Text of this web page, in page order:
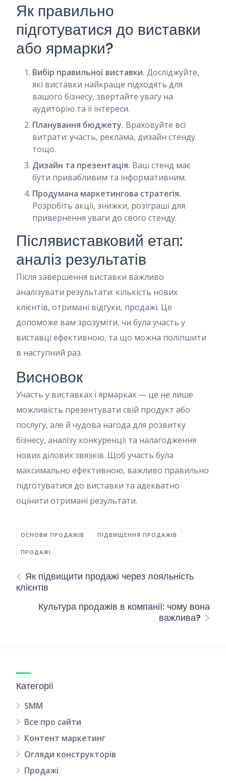
Як правильно
підготуватися до виставки
або ярмарки?
Вибір правильної виставки. Досліджуйте,
які виставки найкраще підходять для
вашого бізнесу, звертайте увагу на
аудиторію та її інтереси.
Планування бюджету. Враховуйте всі
витрати: участь, реклама, дизайн стенду
тощо.
Дизайн та презентація. Ваш стенд має
бути привабливим та інформативним.
Продумана маркетингова стратегія.
Розробіть акції, знижки, розіграші для
привернення уваги до свого стенду.
Післявиставковий етап:
аналіз результатів
Після завершення виставки важливо
аналізувати результати: кількість нових
клієнтів, отримані відгуки, продажі. Це
допоможе вам зрозуміти, чи була участь у
виставці ефективною, та що можна поліпшити
в наступний раз.
Висновок
Участь у виставках і ярмарках — це не лише
можливість презентувати свій продукт або
послугу, але й чудова нагода для розвитку
бізнесу, аналізу конкуренції та налагодження
нових ділових звязків. Щоб участь була
максимально ефективною, важливо правильно
підготуватися до виставки та адекватно
оцінити отримані результати.
ОСНОВИ ПРОДАЖІВ ПІДВИЩЕННЯ ПРОДАЖІВ
ПРОДАЖІ
Як підвищити продажі через лояльність
клієнтів
Культура продажів в компанії: чому вона
важлива?
Категорії
SMM
Все про сайти
Контент маркетинг
Огляди конструкторів
Продажі